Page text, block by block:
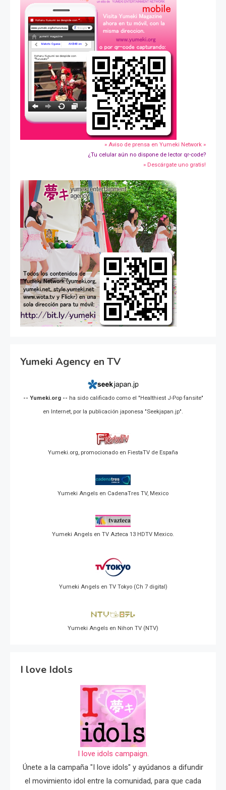
» Aviso de prensa en Yumeki Network »
¿Tu celular aún no dispone de lector qr-code?
» Descárgate uno gratis!
Yumeki Agency en TV
-- Yumeki.org -- ha sido calificado como el "Healthiest J-Pop fansite"
en Internet, por la publicación japonesa "Seekjapan.jp".
Yumeki.org, promocionado en FiestaTV de España
Yumeki Angels en CadenaTres TV, Mexico
Yumeki Angels en TV Azteca 13 HDTV Mexico.
Yumeki Angels en TV Tokyo (Ch 7 digital)
Yumeki Angels en Nihon TV (NTV)
I love Idols
I love idols campaign.
Únete a la campaña "I love idols" y ayúdanos a difundir
el movimiento idol entre la comunidad, para que cada